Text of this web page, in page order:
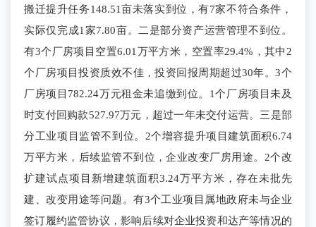
搬迁提升任务148.51亩未落实到位 ，有7家不符合条件，
实际仅完成1家7.80亩。
二是部分资产运营管理不到位。
有3个厂房项目空置6.01万平方米，空置率29.4%，其中2
个厂房项目投资质效不佳，投资回报周期超过30年。3个
厂房项目782.24万元租金未追缴到位。 1个厂房项目未及
时支付回购款527.97万元 ，超过一年未交付运营。 三是部
分工业项目监管不到位。2个增容提升项目建筑面积6.74
万平方米， 后续监管不到位 ，企业改变厂房用途。 2个改
扩建试点项目新增建筑面积3.24万平方米，存在未批先
建、改变用途等问题。有3个工业项目 属地政府未与企业
签订履约监管协议， 影响后续对企业投资和达产等情况的